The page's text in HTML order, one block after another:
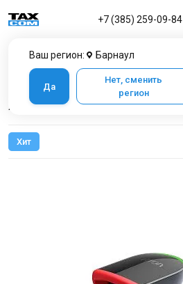
Ваш регион: Барнаул
Да
Нет, сменить
регион
+7 (385) 259-09-84
АТОЛ Impulse 12
АТОЛ Impulse 12
Хит